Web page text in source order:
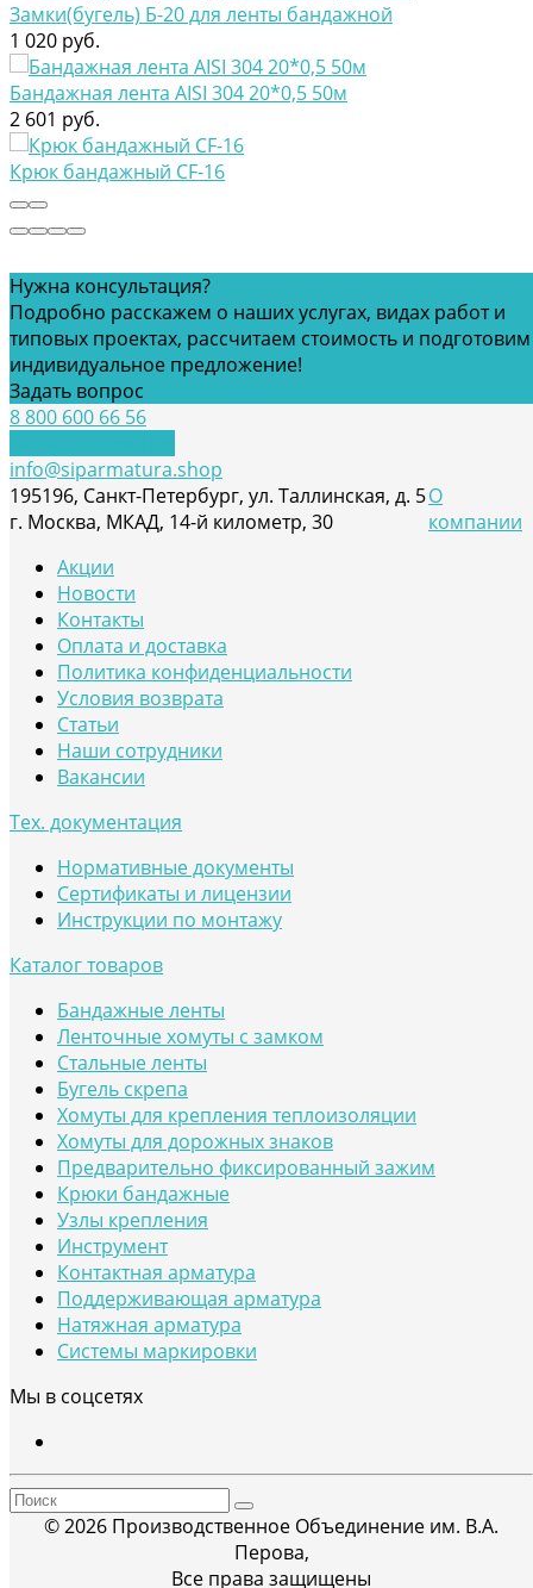
Замки(бугель) Б-20 для ленты бандажной
1 020 руб.
Бандажная лента AISI 304 20*0,5 50м
2 601 руб.
Крюк бандажный CF-16
Нужна консультация?
Подробно расскажем о наших услугах, видах работ и
типовых проектах, рассчитаем стоимость и подготовим
индивидуальное предложение!
Задать вопрос
8 800 600 66 56
info@siparmatura.shop
195196, Санкт-Петербург, ул. Таллинская, д. 5
г. Москва, МКАД, 14-й километр, 30
О
компании
Акции
Новости
Контакты
Оплата и доставка
Политика конфиденциальности
Условия возврата
Статьи
Наши сотрудники
Вакансии
Тех. документация
Нормативные документы
Сертификаты и лицензии
Инструкции по монтажу
Каталог товаров
Бандажные ленты
Ленточные хомуты с замком
Стальные ленты
Бугель скрепа
Хомуты для крепления теплоизоляции
Хомуты для дорожных знаков
Предварительно фиксированный зажим
Крюки бандажные
Узлы крепления
Инструмент
Контактная арматура
Поддерживающая арматура
Натяжная арматура
Системы маркировки
Мы в соцсетях
© 2026 Производственное Объединение им. В.А.
Перова,
Все права защищены
Loading...